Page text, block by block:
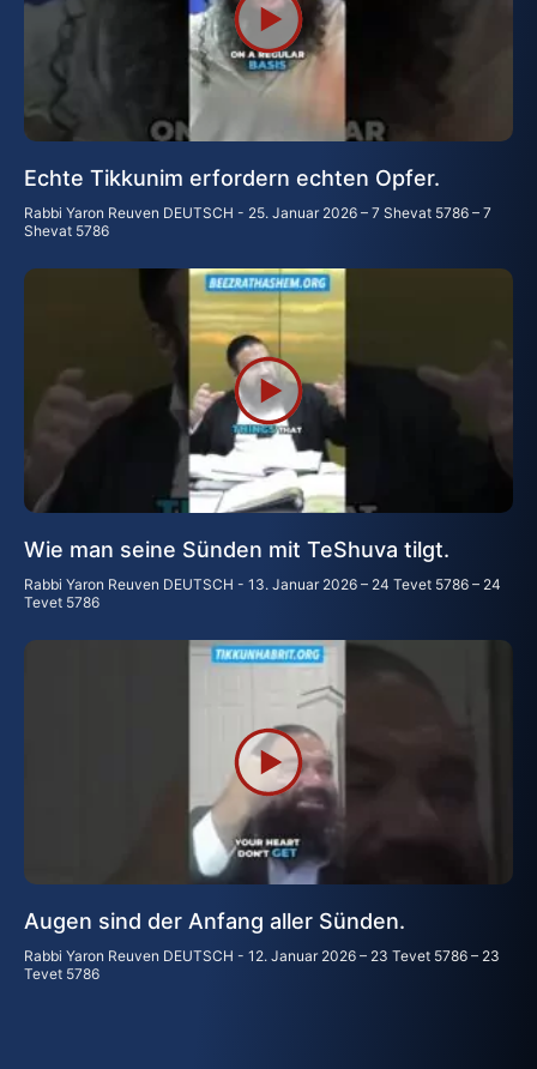
Echte Tikkunim erfordern echten Opfer.
Rabbi Yaron Reuven DEUTSCH
25. Januar 2026 – 7 Shevat 5786 – 7
Shevat 5786
Wie man seine Sünden mit TeShuva tilgt.
Rabbi Yaron Reuven DEUTSCH
13. Januar 2026 – 24 Tevet 5786 – 24
Tevet 5786
Augen sind der Anfang aller Sünden.
Rabbi Yaron Reuven DEUTSCH
12. Januar 2026 – 23 Tevet 5786 – 23
Tevet 5786